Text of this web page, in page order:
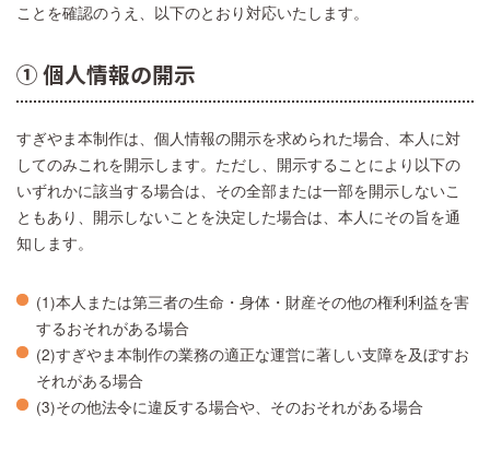
ことを確認のうえ、以下のとおり対応いたします。
① 個人情報の開示
すぎやま本制作は、個人情報の開示を求められた場合、本人に対
してのみこれを開示します。ただし、開示することにより以下の
いずれかに該当する場合は、その全部または一部を開示しないこ
ともあり、開示しないことを決定した場合は、本人にその旨を通
知します。
(1)本人または第三者の生命・身体・財産その他の権利利益を害
するおそれがある場合
(2)すぎやま本制作の業務の適正な運営に著しい支障を及ぼすお
それがある場合
(3)その他法令に違反する場合や、そのおそれがある場合